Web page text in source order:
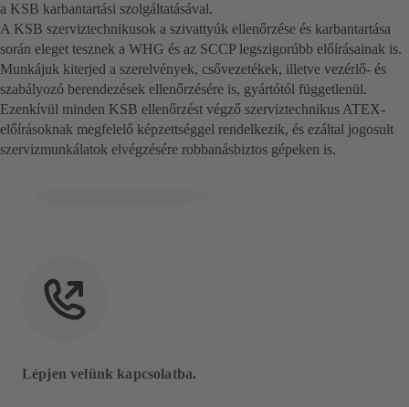
a KSB karbantartási szolgáltatásával.
A KSB szerviztechnikusok a szivattyúk ellenőrzése és karbantartása
során eleget tesznek a WHG és az SCCP legszigorúbb előírásainak is.
Munkájuk kiterjed a szerelvények, csővezetékek, illetve vezérlő- és
szabályozó berendezések ellenőrzésére is, gyártótól függetlenül.
Ezenkívül minden KSB ellenőrzést végző szerviztechnikus ATEX-
előírásoknak megfelelő képzettséggel rendelkezik, és ezáltal jogosult
szervizmunkálatok elvégzésére robbanásbiztos gépeken is.
Lépjen velünk kapcsolatba.